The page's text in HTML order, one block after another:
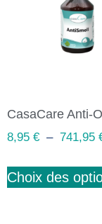
CasaCare Anti-
8,95 € – 741,95
Choix des